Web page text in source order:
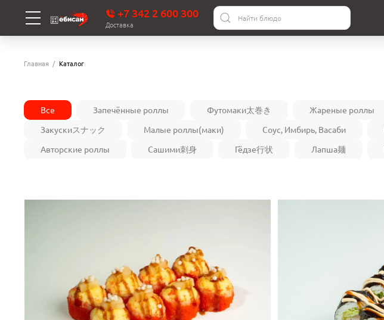
+7 342 2 600 300
Доставка
Главная Каталог
Все Запечённые роллы Футомаки太巻き Жареные роллы
Закускиスナック
Малые роллы(маки) Соус, Имбирь, Васаби
Авторские роллы
Сашими刺身 Гёдзе行状 Лапша麺